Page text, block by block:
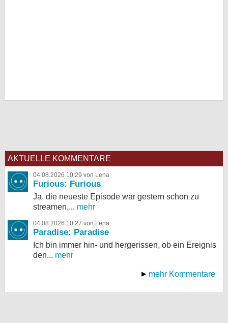
AKTUELLE KOMMENTARE
04.08.2026 10:29 von Lena
Furious: Furious
Ja, die neueste Episode war gestern schon zu
streamen,... mehr
04.08.2026 10:27 von Lena
Paradise: Paradise
Ich bin immer hin- und hergerissen, ob ein Ereignis
den... mehr
mehr Kommentare